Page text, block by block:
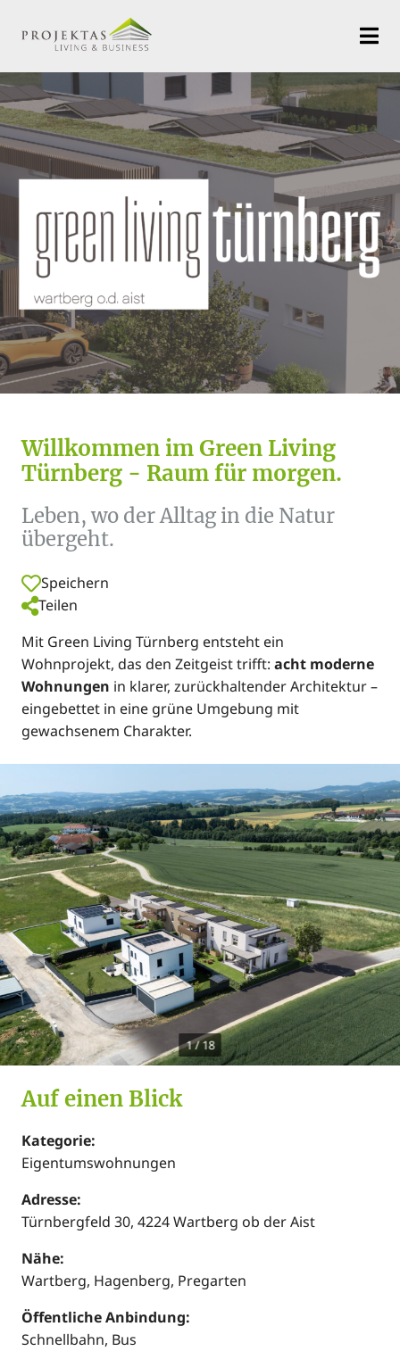
Willkommen im Green Living
Türnberg - Raum für morgen.
Leben, wo der Alltag in die Natur
übergeht.
Speichern
Teilen
Mit Green Living Türnberg entsteht ein
Wohnprojekt, das den Zeitgeist trifft: acht moderne
Wohnungen in klarer, zurückhaltender Architektur –
eingebettet in eine grüne Umgebung mit
gewachsenem Charakter.
1/18
Auf einen Blick
Kategorie:
Eigentumswohnungen
Adresse:
Türnbergfeld 30, 4224 Wartberg ob der Aist
Nähe:
Wartberg, Hagenberg, Pregarten
Öffentliche Anbindung:
Schnellbahn, Bus